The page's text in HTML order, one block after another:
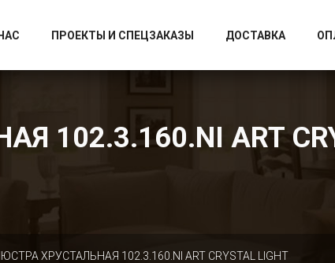
ПРОЕКТЫ И СПЕЦЗАКАЗЫ ДОСТАВКА
102.3.160.NI ART
ХРУСТАЛЬНАЯ 102.3.160.NI ART CRYSTAL LIGHT